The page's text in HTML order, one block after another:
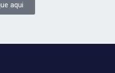
aqui